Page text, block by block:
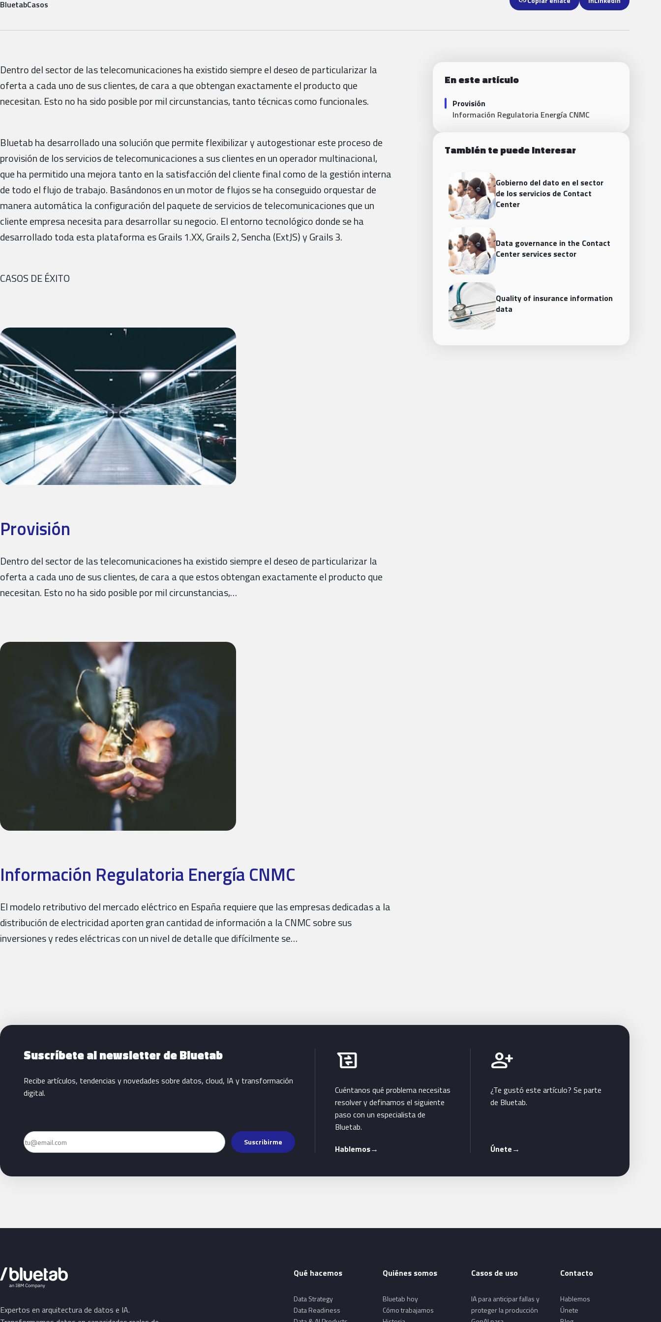
BluetabCasos
Dentro del sector de las telecomunicaciones ha existido siempre el deseo de particularizar la
oferta a cada uno de sus clientes, de cara a que obtengan exactamente el producto que
necesitan. Esto no ha sido posible por mil circunstancias, tanto técnicas como funcionales.
Bluetab ha desarrollado una solución que permite flexibilizar y autogestionar este proceso de
provisión de los servicios de telecomunicaciones a sus clientes en un operador multinacional,
que ha permitido una mejora tanto en la satisfacción del cliente final como de la gestión interna
de todo el flujo de trabajo. Basándonos en un motor de flujos se ha conseguido orquestar de
manera automática la configuración del paquete de servicios de telecomunicaciones que un
cliente empresa necesita para desarrollar su negocio. El entorno tecnológico donde se ha
desarrollado toda esta plataforma es Grails 1.XX, Grails 2, Sencha (ExtJS) y Grails 3.
CASOS DE ÉXITO
Provisión
Dentro del sector de las telecomunicaciones ha existido siempre el deseo de particularizar la
oferta a cada uno de sus clientes, de cara a que estos obtengan exactamente el producto que
necesitan. Esto no ha sido posible por mil circunstancias,…
Información Regulatoria Energía CNMC
El modelo retributivo del mercado eléctrico en España requiere que las empresas dedicadas a la
distribución de electricidad aporten gran cantidad de información a la CNMC sobre sus
inversiones y redes eléctricas con un nivel de detalle que difícilmente se…
En este artículo
Provisión
Información Regulatoria Energía CNMC
También te puede interesar
Gobierno del dato en el sector
de los servicios de Contact
Center
Data governance in the Contact
Center services sector
Quality of insurance information
data
Siguientes pasos con Bluetab
Suscríbete al newsletter de Bluetab
Recibe artículos, tendencias y novedades sobre datos, cloud, IA y transformación
digital.
Email Suscribirme
business_messages
Habla con Bluetab
Cuéntanos qué problema necesitas
resolver y definamos el siguiente
paso con un especialista de
Bluetab.
Hablemos→
person_add
Únete a Bluetab
¿Te gustó este artículo? Se parte
de Bluetab.
Únete→
Expertos en arquitectura de datos e IA.
Qué hacemos
Data Strategy
Data Readiness
Quiénes somos
Bluetab hoy
Cómo trabajamos
Casos de uso
IA para anticipar fallas y
proteger la producción
Contacto
Hablemos
Únete